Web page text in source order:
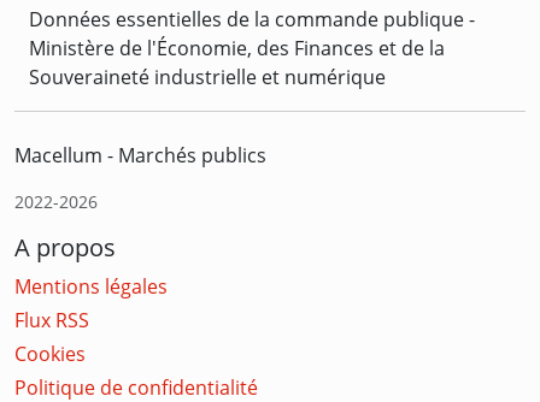
Données essentielles de la commande publique -
Ministère de l'Économie, des Finances et de la
Souveraineté industrielle et numérique
Macellum - Marchés publics
2022-2026
A propos
Mentions légales
Flux RSS
Cookies
Politique de confidentialité